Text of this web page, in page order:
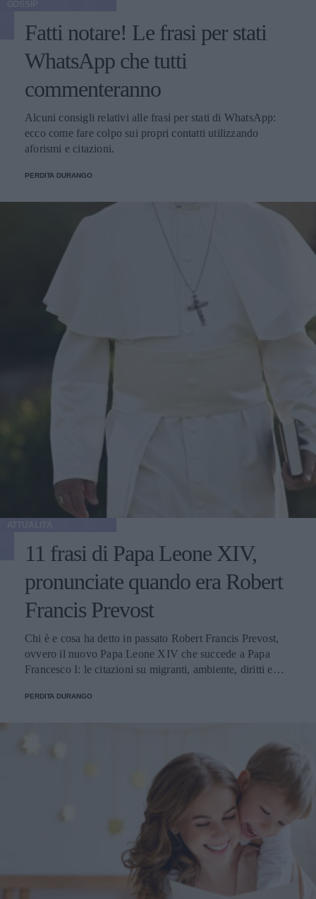
Fatti notare! Le frasi per stati
WhatsApp che tutti
commenteranno
Alcuni consigli relativi alle frasi per stati di WhatsApp:
ecco come fare colpo sui propri contatti utilizzando
aforismi e citazioni.
PERDITA DURANGO
11 frasi di Papa Leone XIV,
pronunciate quando era Robert
Francis Prevost
Chi è e cosa ha detto in passato Robert Francis Prevost,
ovvero il nuovo Papa Leone XIV che succede a Papa
Francesco I: le citazioni su migranti, ambiente, diritti e
PERDITA DURANGO